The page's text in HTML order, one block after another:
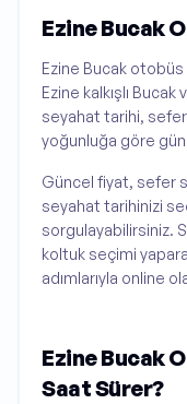
Ezine Bucak
Ezine Bucak
Ezine kalkışlı
seyahat tarihi,
yoğunluğa göre
Güncel fiyat, sefer
seyahat tarihinizi
sorgulayabilirsiniz.
koltuk seçimi
adımlarıyla online
Ezine Bucak
Saat Sürer?